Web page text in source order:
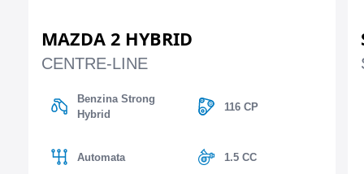
MAZDA 2 HYBRID
CENTRE-LINE
Benzina Strong
Hybrid
116 CP
Automata 1.5 CC